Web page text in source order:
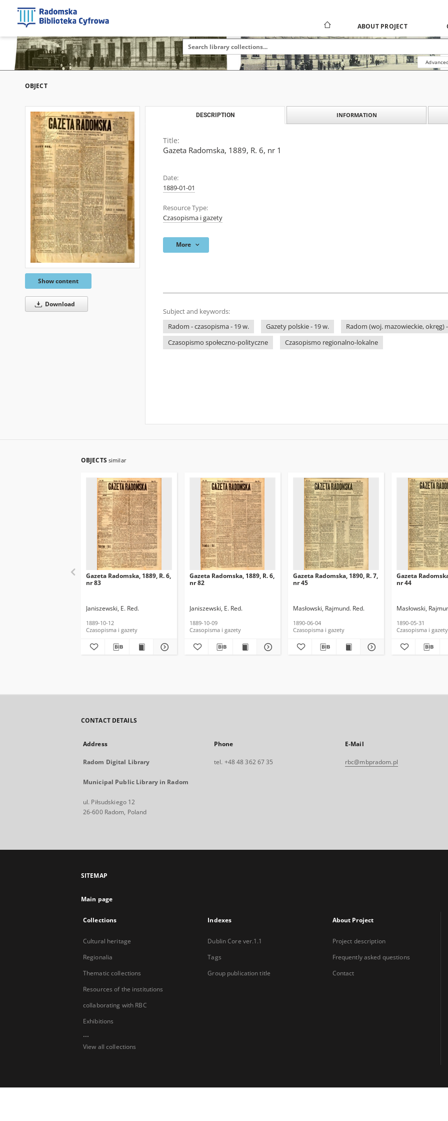
ABOUT PROJECT
OBJECT
Show content
Download
DESCRIPTION INFORMATION
Title:
Gazeta Radomska, 1889, R. 6, nr 1
Date:
1889-01-01
Resource Type:
Czasopisma i gazety
More
Subject and keywords:
Radom - czasopisma - 19 w.
Gazety polskie - 19 w. Radom (woj. mazowieckie, okręg)
Czasopismo społeczno-polityczne
Czasopismo regionalno-lokalne
OBJECTS similar
Gazeta Radomska, 1889, R. 6,
nr 83
Janiszewski, E. Red.
1889-10-12
Czasopisma i gazety
Gazeta Radomska, 1889, R. 6,
nr 82
Janiszewski, E. Red.
1889-10-09
Czasopisma i gazety
Gazeta Radomska, 1890, R. 7,
nr 45
Masłowski, Rajmund. Red.
1890-06-04
Czasopisma i gazety
Gazeta
nr 44
Masłowski,
1890-05-31
Czasopisma i gazety
CONTACT DETAILS
Address
Radom Digital Library
Municipal Public Library in Radom
ul. Piłsudskiego 12
26-600 Radom, Poland
Phone
tel. +48 48 362 67 35
E-Mail
rbc@mbpradom.pl
SITEMAP
Main page
Collections
Cultural heritage
Regionalia
Thematic collections
Resources of the institutions
collaborating with RBC
Exhibitions
...
View all collections
Indexes
Dublin Core ver.1.1
Tags
Group publication title
About Project
Project description
Frequently asked questions
Contact